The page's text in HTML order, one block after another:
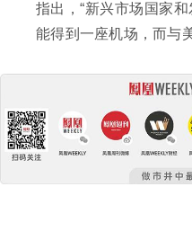
指出，“新兴市场国家
能得到一座机场，而与